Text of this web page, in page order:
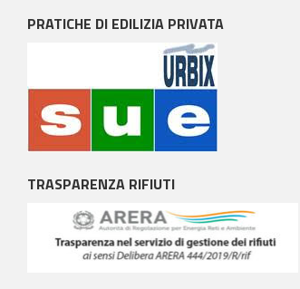
PRATICHE DI EDILIZIA PRIVATA
TRASPARENZA RIFIUTI